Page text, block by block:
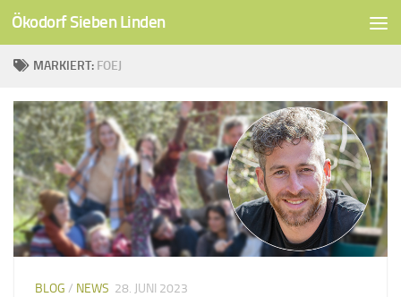
Unter dem Inhalt
Ökodorf Sieben Linden
MARKIERT: FOEJ
BLOG / NEWS 28. JUNI 2023